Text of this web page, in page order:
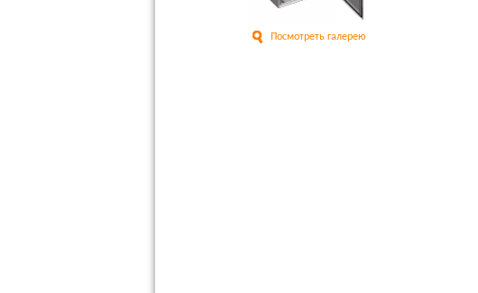
Посмотреть галерею